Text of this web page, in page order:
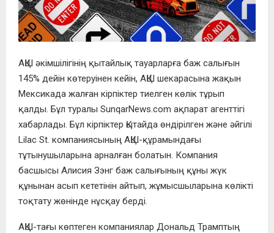
АҚШ әкімшілігінің қытайлық тауарларға баж салығын
145% дейін көтеруінен кейін, АҚШ шекарасына жақын
Мексикада жалған кірпіктер тиелген көлік тұрып
қалды. Бұл туралы SunqarNews.com ақпарат агенттігі
хабарлады. Бұл кірпіктер Қытайда өндірілген және әйгілі
Lilac St. компаниясының АҚШ-құрамындағы
тұтынушыларына арналған болатын. Компания
басшысы Алисия Зэнг баж салығының құны жүк
құнынан асып кететінін айтып, жұмысшыларына көлікті
тоқтату жөнінде нұсқау берді.
АҚШ-тағы көптеген компаниялар Дональд Трамптың